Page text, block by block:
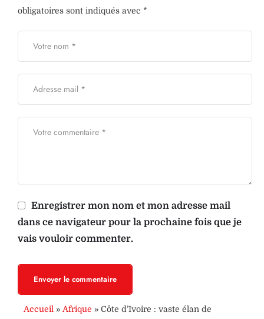
obligatoires sont indiqués avec *
Enregistrer mon nom et mon adresse mail
dans ce navigateur pour la prochaine fois que je
vais vouloir commenter.
Envoyer le commentaire
Accueil » Afrique » Côte d’Ivoire : vaste élan de